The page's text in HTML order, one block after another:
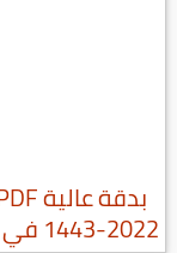
2022-1443 في السعودية